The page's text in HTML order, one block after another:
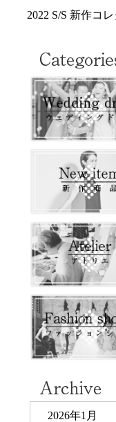
2022 S/S 新作コ
2026年1月